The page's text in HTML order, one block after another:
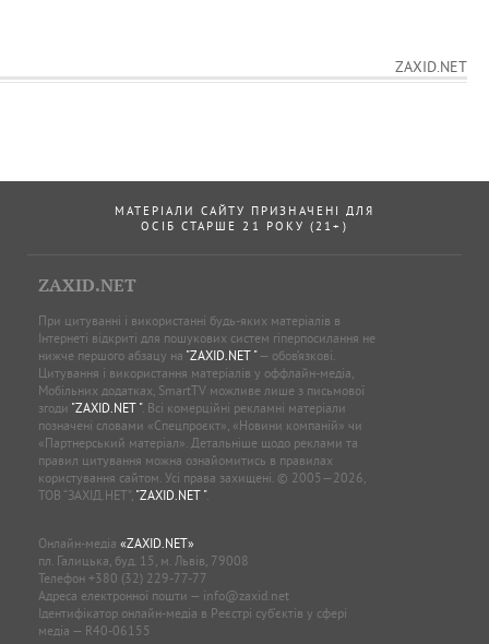
ОСІБ СТАРШЕ 21 РОКУ (21+)
Інтернеті відкриті для пошукових систем гіперпосилання не
нижче першого абзацу на"ZAXID.NET "— обов’язкові.
Цитування і використання матеріалів у оффлайн-медіа,
Мобільних додатках, SmartTV можливе лише з письмової
згоди"ZAXID.NET ". Всі комерційні рекламні матеріали
позначені словами «Спецпроєкт», «Новини компаній» чи
«Партнерський матеріал». Детальніше щодо реклами та
правил цитування можна ознайомитись в правилах
користування сайтом. Усі права захищені. © 2005—2026,
ТОВ “ЗАХІД.НЕТ”,"ZAXID.NET ".
пл. Галицька, буд. 15, м. Львів, 79008
Телефон +380 (32) 229-77-77
Адреса електронної пошти —info@zaxid.net
Ідентифікатор онлайн-медіа в Реєстрі суб'єктів у сфері
медіа — R40-06155